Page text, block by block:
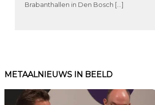
Brabanthallen in Den Bosch […]
METAALNIEUWS IN BEELD